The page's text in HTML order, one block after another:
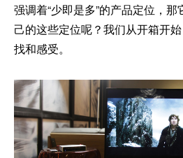
强调着“少即是多”的产品定位，
己的这些定位呢？我们从开箱开
找和感受。